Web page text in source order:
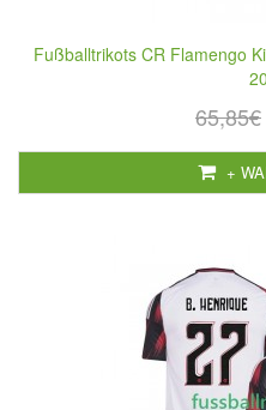
Fußballtrikots CR Flamengo
65,85€
+